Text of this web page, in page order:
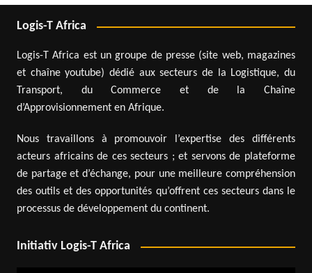
Logis-T Africa
Logis-T Africa est un groupe de presse (site web, magazines
et chaîne youtube) dédié aux secteurs de la Logistique, du
Transport, du Commerce et de la Chaîne
d’Approvisionnement en Afrique.
Nous travaillons à promouvoir l’expertise des différents
acteurs africains de ces secteurs ; et servons de plateforme
de partage et d’échange, pour une meilleure compréhension
des outils et des opportunités qu’offrent ces secteurs dans le
processus de développement du continent.
Initiativ Logis-T Africa